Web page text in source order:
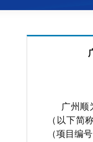
广州顺
（以下简
（项目编